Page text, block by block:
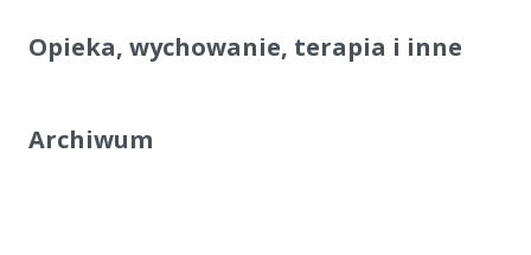
Opieka, wychowanie, terapia i inne
Archiwum